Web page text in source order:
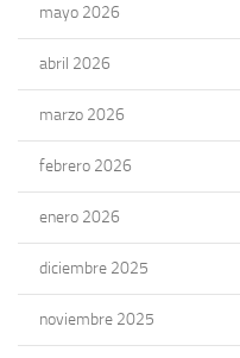
mayo 2026
abril 2026
marzo 2026
febrero 2026
enero 2026
diciembre 2025
noviembre 2025